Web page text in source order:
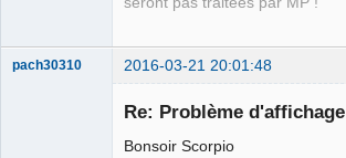
pach30310 2016-03-21 20:01:48
Re: Problème d'affichage
Bonsoir Scorpio